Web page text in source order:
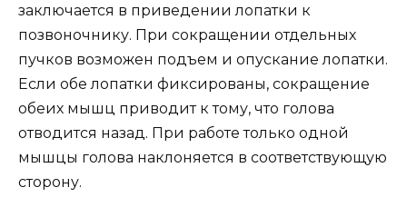
заключается в приведении лопатки к
позвоночнику. При сокращении отдельных
пучков возможен подъем и опускание лопатки.
Если обе лопатки фиксированы, сокращение
обеих мышц приводит к тому, что голова
отводится назад. При работе только одной
мышцы голова наклоняется в соответствующую
сторону.